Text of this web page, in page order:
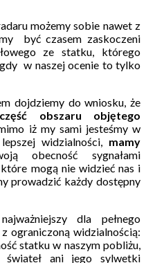
możemy sobie nawet z
być czasem zaskoczeni
ze statku, którego
w naszej ocenie to tylko
dojdziemy do wniosku, że
obszaru objętego
iż my sami jesteśmy w
widzialności, mamy
obecność sygnałami
mogą nie widzieć nas i
prowadzić każdy dostępny
dla pełnego
ograniczoną widzialnością:
statku w naszym pobliżu,
ani jego sylwetki